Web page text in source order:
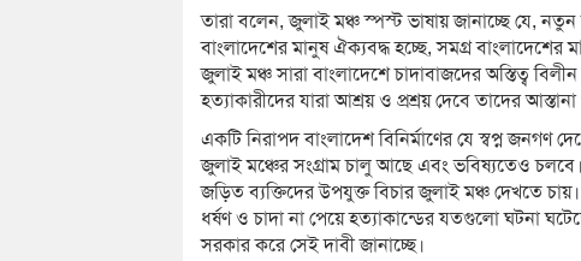
তারা বলেন, জুলাই মঞ্চ স্পস্ট ভাষায় জানাচ্ছে যে,
বাংলাদেশের মানুষ ঐক্যবদ্ধ হচ্ছে, সমগ্র বাংলাদেশের
জুলাই মঞ্চ সারা বাংলাদেশে চাদাবাজদের অস্তিত্ব
হত্যাকারীদের যারা আশ্রয় ও প্রশ্রয় দেবে তাদের
একটি নিরাপদ বাংলাদেশ বিনির্মাণের যে স্বপ্ন জনগণ
জুলাই মঞ্চের সংগ্রাম চালু আছে এবং ভবিষ্যতেও
জড়িত ব্যক্তিদের উপযুক্ত বিচার জুলাই মঞ্চ দেখতে
ধর্ষণ ও চাদা না পেয়ে হত্যাকান্ডের যতগুলো ঘটনা
সরকার করে সেই দাবী জানাচ্ছে।